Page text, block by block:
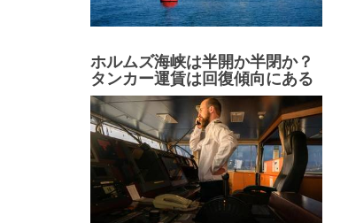
ホルムズ海峡は半開か半閉か？
タンカー運賃は回復傾向にある